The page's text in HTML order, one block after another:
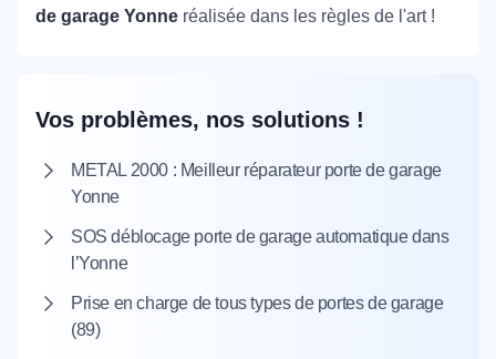
de garage Yonne réalisée dans les règles de l'art !
Vos problèmes, nos solutions !
METAL 2000 : Meilleur réparateur porte de garage
Yonne
SOS déblocage porte de garage automatique dans
l’Yonne
Prise en charge de tous types de portes de garage
(89)